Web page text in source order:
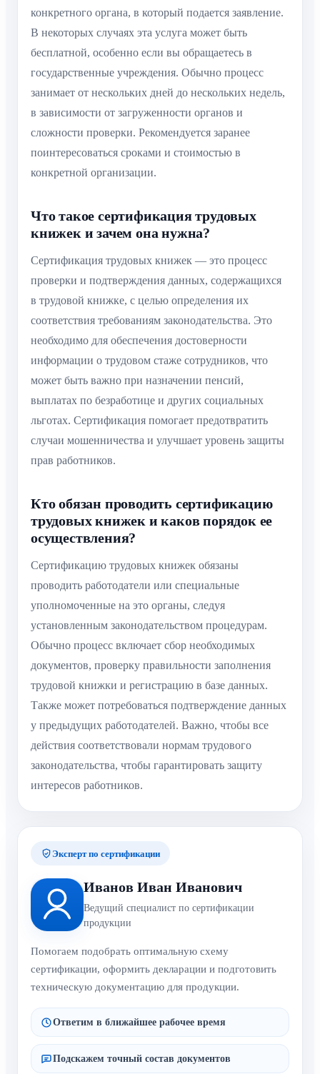
конкретного органа, в который подается заявление.
В некоторых случаях эта услуга может быть
бесплатной, особенно если вы обращаетесь в
государственные учреждения. Обычно процесс
занимает от нескольких дней до нескольких недель,
в зависимости от загруженности органов и
сложности проверки. Рекомендуется заранее
поинтересоваться сроками и стоимостью в
конкретной организации.
Что такое сертификация трудовых
книжек и зачем она нужна?
Сертификация трудовых книжек — это процесс
проверки и подтверждения данных, содержащихся
в трудовой книжке, с целью определения их
соответствия требованиям законодательства. Это
необходимо для обеспечения достоверности
информации о трудовом стаже сотрудников, что
может быть важно при назначении пенсий,
выплатах по безработице и других социальных
льготах. Сертификация помогает предотвратить
случаи мошенничества и улучшает уровень защиты
прав работников.
Кто обязан проводить сертификацию
трудовых книжек и каков порядок ее
осуществления?
Сертификацию трудовых книжек обязаны
проводить работодатели или специальные
уполномоченные на это органы, следуя
установленным законодательством процедурам.
Обычно процесс включает сбор необходимых
документов, проверку правильности заполнения
трудовой книжки и регистрацию в базе данных.
Также может потребоваться подтверждение данных
у предыдущих работодателей. Важно, чтобы все
действия соответствовали нормам трудового
законодательства, чтобы гарантировать защиту
интересов работников.
Эксперт по сертификации
Иванов Иван Иванович
Ведущий специалист по сертификации
продукции
Помогаем подобрать оптимальную схему
сертификации, оформить декларации и подготовить
техническую документацию для продукции.
Ответим в ближайшее рабочее время
Подскажем точный состав документов